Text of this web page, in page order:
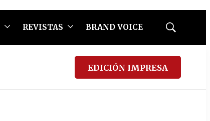
REVISTAS BRAND VOICE
Mostrar
EDICIÓN IMPRESA